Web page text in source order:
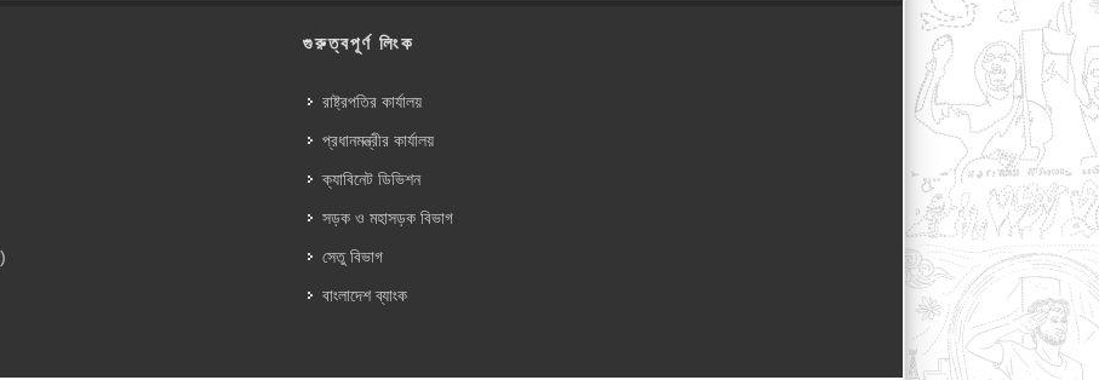
গুরুত্বপূর্ণ লিংক
রাষ্ট্রপতির কার্যালয়
প্রধানমন্ত্রীর কার্যালয়
ক্যাবিনেট ডিভিশন
সড়ক ও মহাসড়ক বিভাগ
সেতু বিভাগ
বাংলাদেশ ব্যাংক